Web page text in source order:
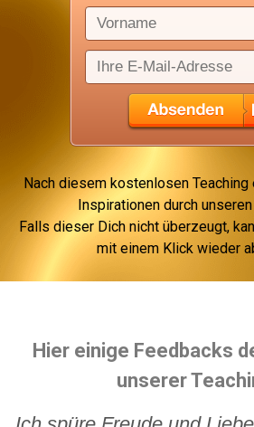
Nach diesem kostenlosen
Inspirationen durch
Falls dieser Dich nicht überzeugt,
mit einem Klick wieder
Hier einige Feedbacks
unserer